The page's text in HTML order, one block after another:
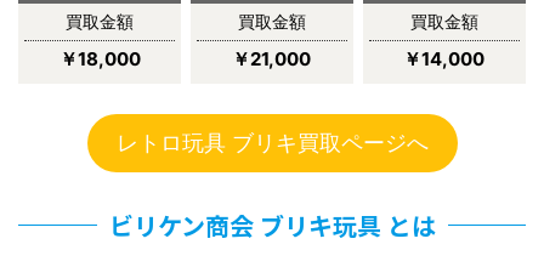
買取金額
￥18,000
買取金額
￥21,000
買取金額
￥14,000
レトロ玩具 ブリキ買取ページへ
ビリケン商会 ブリキ玩具 とは